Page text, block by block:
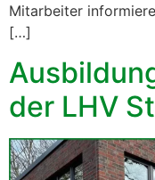
Mitarbeiter
[…]
der LHV